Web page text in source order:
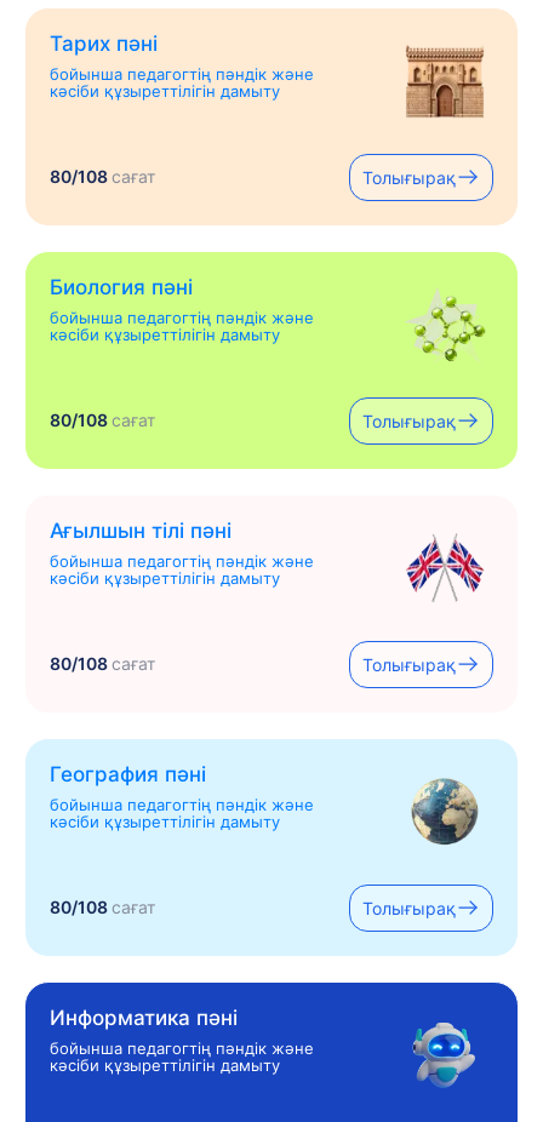
Тарих пәні
бойынша педагогтің пәндік және
кәсіби құзыреттілігін дамыту
80/108сағат Толығырақ
Биология пәні
бойынша педагогтің пәндік және
кәсіби құзыреттілігін дамыту
80/108сағат Толығырақ
Ағылшын тілі пәні
бойынша педагогтің пәндік және
кәсіби құзыреттілігін дамыту
80/108сағат Толығырақ
География пәні
бойынша педагогтің пәндік және
кәсіби құзыреттілігін дамыту
80/108сағат Толығырақ
Информатика пәні
бойынша педагогтің пәндік және
кәсіби құзыреттілігін дамыту